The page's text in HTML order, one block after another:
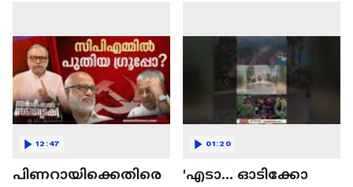
നിസ്സഹായരായ
ഒരുകൂട്ടം മന
പിണറായിക്കെതിരെ
12:47
'എടാ... ഓടിക്കോ
01:20